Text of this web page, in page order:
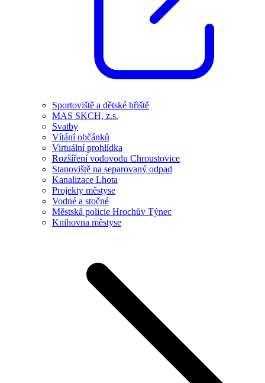
Sportoviště a dětské hřiště
MAS SKCH, z.s.
Svatby
Vítání občánků
Virtuální prohlídka
Rozšíření vodovodu Chroustovice
Stanoviště na separovaný odpad
Kanalizace Lhota
Projekty městyse
Vodné a stočné
Městská policie Hrochův Týnec
Knihovna městyse